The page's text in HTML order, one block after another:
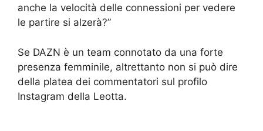
anche la velocità delle connessioni per vedere
le partire si alzerà?”
Se DAZN è un team connotato da una forte
presenza femminile, altrettanto non si può dire
della platea dei commentatori sul profilo
Instagram della Leotta.